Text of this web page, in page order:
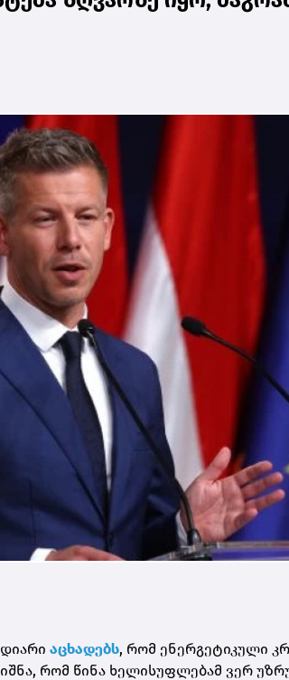
აცხადებს, რომ ენერგეტიკული
რომ წინა ხელისუფლებამ ვერ